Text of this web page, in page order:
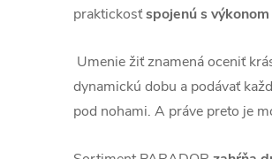
praktickosťspojenú s
Umenie žiť znamená oceniť
dynamickú dobu a podávať
pod nohami. A práve preto je